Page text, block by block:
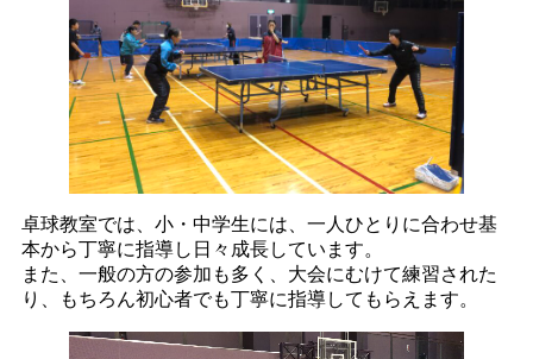
卓球教室では、小・中学生には、一人ひとりに合わせ基
本から丁寧に指導し日々成長しています。
また、一般の方の参加も多く、大会にむけて練習された
り、もちろん初心者でも丁寧に指導してもらえます。